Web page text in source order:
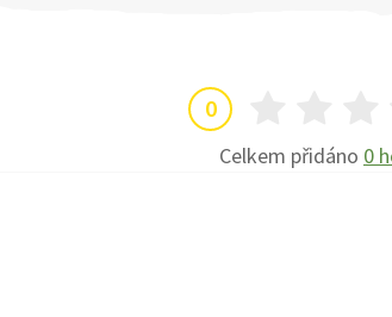
0
Celkem přidáno 0